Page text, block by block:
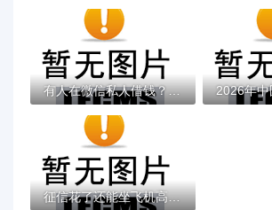
有人在微信私人借钱？盘点8个62岁能借钱的平...
征信花了还能坐飞机高铁吗？贷款用户必知的...